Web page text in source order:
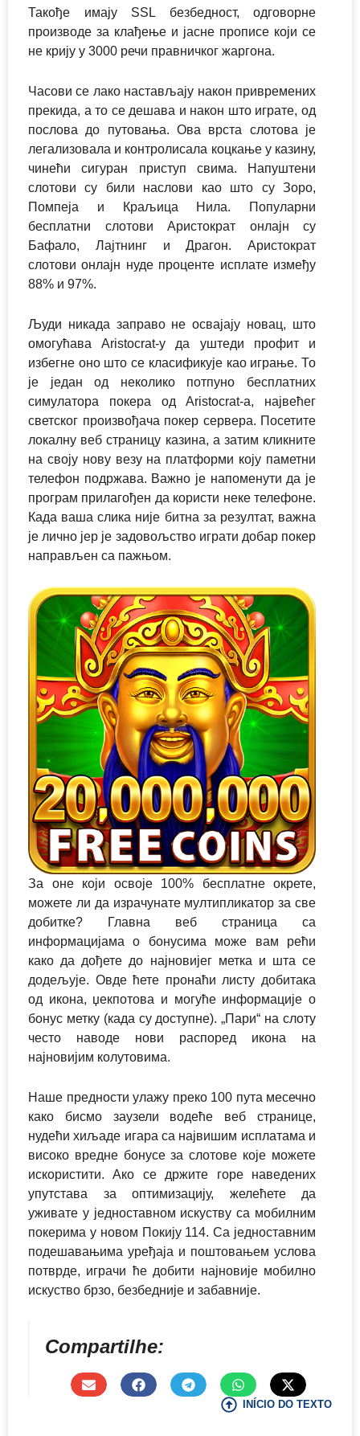
Такође имају SSL безбедност, одговорне
производе за клађење и јасне прописе који се
не крију у 3000 речи правничког жаргона.
Часови се лако настављају након привремених
прекида, а то се дешава и након што играте, од
послова до путовања. Ова врста слотова је
легализовала и контролисала коцкање у казину,
чинећи сигуран приступ свима. Напуштени
слотови су били наслови као што су Зоро,
Помпеја и Краљица Нила. Популарни
бесплатни слотови Аристократ онлајн су
Бафало, Лајтнинг и Драгон. Аристократ
слотови онлајн нуде проценте исплате између
88% и 97%.
Људи никада заправо не освајају новац, што
омогућава Aristocrat-у да уштеди профит и
избегне оно што се класификује као играње. То
је један од неколико потпуно бесплатних
симулатора покера од Aristocrat-а, највећег
светског произвођача покер сервера. Посетите
локалну веб страницу казина, а затим кликните
на своју нову везу на платформи коју паметни
телефон подржава. Важно је напоменути да је
програм прилагођен да користи неке телефоне.
Када ваша слика није битна за резултат, важна
је лично јер је задовољство играти добар покер
направљен са пажњом.
За оне који освоје 100% бесплатне окрете,
можете ли да израчунате мултипликатор за све
добитке? Главна веб страница са
информацијама о бонусима може вам рећи
како да дођете до најновијег метка и шта се
додељује. Овде ћете пронаћи листу добитака
од икона, џекпотова и могуће информације о
бонус метку (када су доступне). „Пари“ на слоту
често наводе нови распоред икона на
најновијим колутовима.
Наше предности улажу преко 100 пута месечно
како бисмо заузели водеће веб странице,
нудећи хиљаде игара са највишим исплатама и
високо вредне бонусе за слотове које можете
искористити. Ако се држите горе наведених
упутстава за оптимизацију, желећете да
уживате у једноставном искуству са мобилним
покерима у новом Покију 114. Са једноставним
подешавањима уређаја и поштовањем услова
потврде, играчи ће добити најновије мобилно
искуство брзо, безбедније и забавније.
Compartilhe:
INÍCIO DO TEXTO